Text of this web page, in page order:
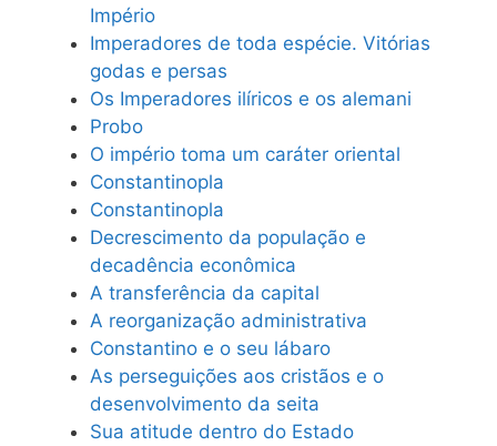
Império
Imperadores de toda espécie. Vitórias
godas e persas
Os Imperadores ilíricos e os alemani
Probo
O império toma um caráter oriental
Constantinopla
Constantinopla
Decrescimento da população e
decadência econômica
A transferência da capital
A reorganização administrativa
Constantino e o seu lábaro
As perseguições aos cristãos e o
desenvolvimento da seita
Sua atitude dentro do Estado